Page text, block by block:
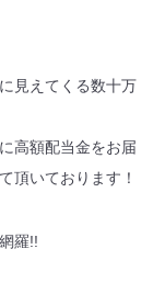
見えてくる数十万
高額配当金をお届
頂いております！
羅!!